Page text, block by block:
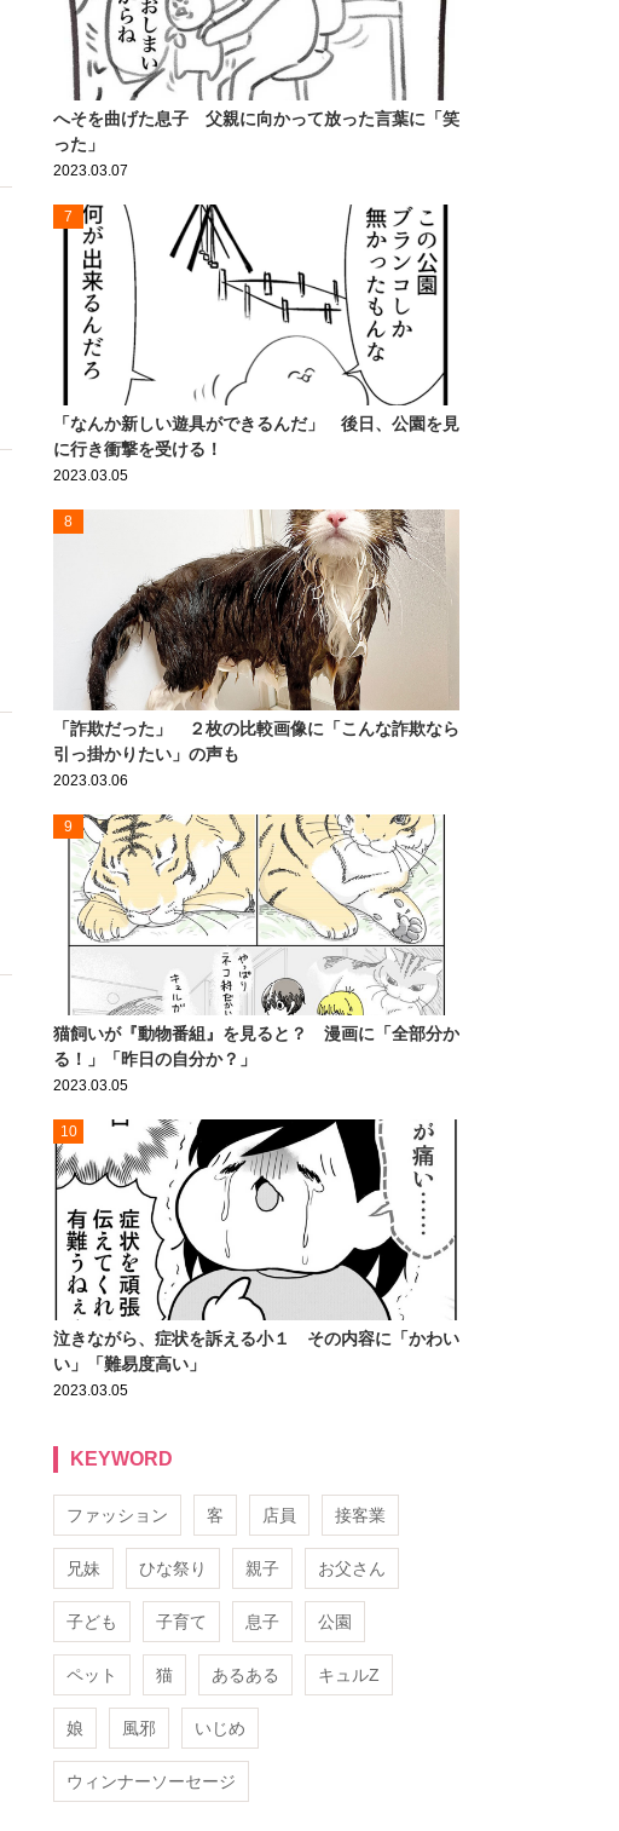
へそを曲げた息子 父親に向かって放った言葉に「笑
った」
2023.03.07
7
「なんか新しい遊具ができるんだ」 後日、公園を見
に行き衝撃を受ける！
2023.03.05
8
「詐欺だった」 ２枚の比較画像に「こんな詐欺なら
引っ掛かりたい」の声も
2023.03.06
9
猫飼いが『動物番組』を見ると？ 漫画に「全部分か
る！」「昨日の自分か？」
2023.03.05
10
泣きながら、症状を訴える小１ その内容に「かわい
い」「難易度高い」
2023.03.05
KEYWORD
ファッション 客 店員 接客業
兄妹 ひな祭り 親子 お父さん
子ども 子育て 息子 公園
ペット 猫 あるある キュルZ
娘 風邪 いじめ
ウィンナーソーセージ